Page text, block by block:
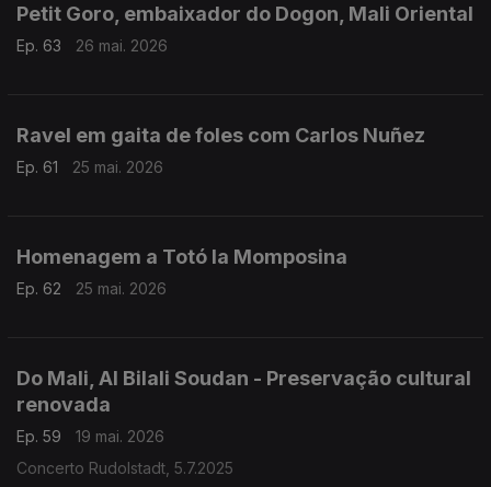
Petit Goro, embaixador do Dogon, Mali Oriental
Ep. 63 26 mai. 2026
Ravel em gaita de foles com Carlos Nuñez
Ep. 61 25 mai. 2026
Homenagem a Totó la Momposina
Ep. 62 25 mai. 2026
Do Mali, Al Bilali Soudan - Preservação cultural
renovada
Ep. 59
19 mai. 2026
Concerto Rudolstadt, 5.7.2025